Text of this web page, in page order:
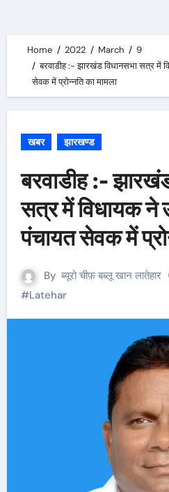
Home 2022 March
9
बरवाडीह :- झारखंड विधानसभा सत्र में
सेवक में प्रोन्नति का मामला
खबर झारखण्ड
बरवाडीह :-
सत्र में विधायक ने
पंचायत सेवक में
By ब्यूरो चीफ़ बब्लू खान लातेहार
#Latehar